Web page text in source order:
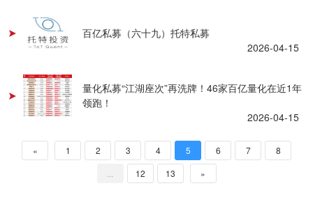
百亿私募（六十九）托特私募
2026-04-15
量化私募“江湖座次”再洗牌！46家百亿量化在近1年
领跑！
2026-04-15
« 1 2 3 4 5 6 7
8
12 13 »